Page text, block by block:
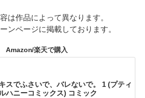
は作品によって異なります。
ンページに掲載しております。
Amazon/楽天で購入
スでふさいで、バレないで。 1 (プティ
ハニーコミックス) コミック